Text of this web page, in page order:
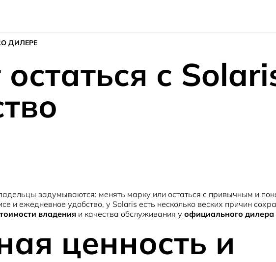
О ДИЛЕРЕ
с
задумываются: менять марку или остаться с привычным и
и ежедневное удобство, у Solaris есть несколько веских причин
владения и качества обслуживания у официального
ценность и